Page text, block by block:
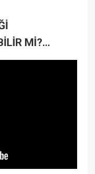
Mİ?...